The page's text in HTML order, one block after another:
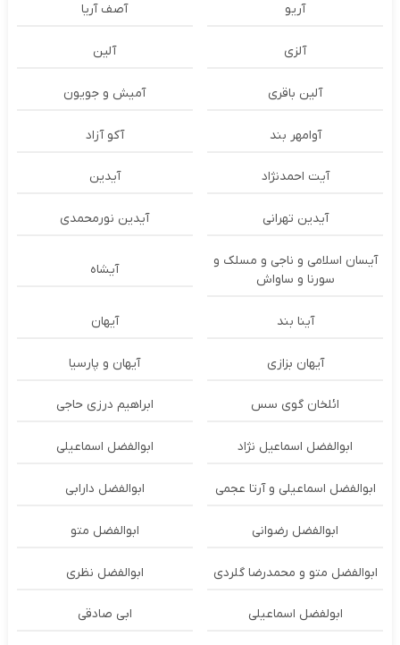
آریو آصف آریا
آلزی آلین
آلین باقری آمیش و جویون
آوامهر بند آکو آزاد
آیت احمدنژاد آیدین
آیدین تهرانی آیدین نورمحمدی
آیسان اسلامی و ناجی و مسلک و
سورنا و ساواش
آیشاه
آینا بند آیهان
آیهان بزازی آیهان و پارسیا
ائلخان گوی سس ابراهیم درزی حاجی
ابوالفضل اسماعیل نژاد ابوالفضل اسماعیلی
ابوالفضل اسماعیلی و آرتا عجمی ابوالفضل دارابی
ابوالفضل رضوانی ابوالفضل متو
ابوالفضل متو و محمدرضا گلردی ابوالفضل نظری
ابولفضل اسماعیلی ابی صادقی